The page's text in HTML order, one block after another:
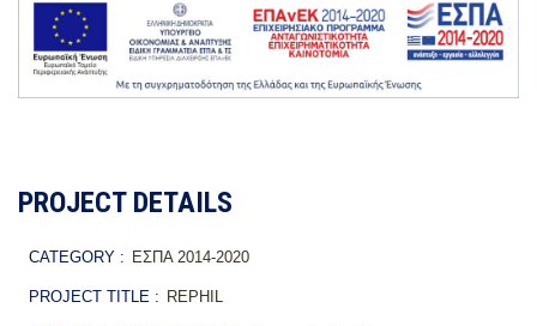
PROJECT DETAILS
CATEGORY : ΕΣΠΑ 2014-2020
PROJECT TITLE : REPHIL